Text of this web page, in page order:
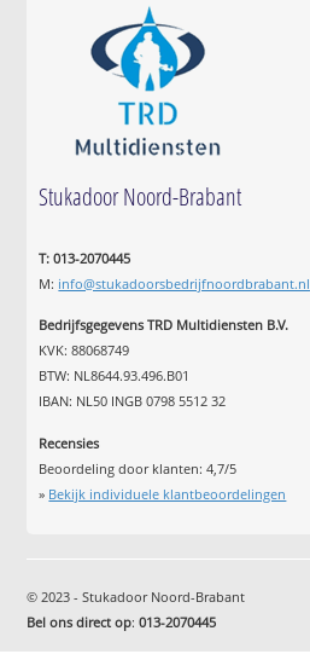
Stukadoor Noord-Brabant
T: 013-2070445
M: info@stukadoorsbedrijfnoordbrabant.nl
Bedrijfsgegevens TRD Multidiensten B.V.
KVK: 88068749
BTW: NL8644.93.496.B01
IBAN: NL50 INGB 0798 5512 32
Recensies
Beoordeling door klanten:4,7/5
» Bekijk individuele klantbeoordelingen
© 2023 - Stukadoor Noord-Brabant
Bel ons direct op:013-2070445